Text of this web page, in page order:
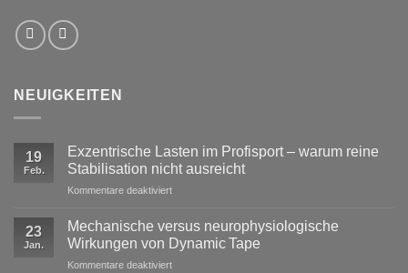
NEUIGKEITEN
19
Feb.
Exzentrische Lasten im Profisport – warum reine
Stabilisation nicht ausreicht
Kommentare deaktiviertfür
im
Profisport
–
23
Jan.
Mechanische versus neurophysiologische
Wirkungen von Dynamic Tape
Kommentare deaktiviertfür